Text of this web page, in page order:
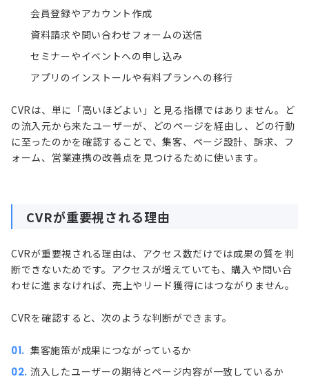
会員登録やアカウント作成
資料請求や問い合わせフォームの送信
セミナーやイベントへの申し込み
アプリのインストールや有料プランへの移行
CVRは、単に「高いほどよい」と見る指標ではありません。ど
の流入元から来たユーザーが、どのページを経由し、どの行動
に至ったのかを確認することで、集客、ページ設計、訴求、フ
ォーム、営業連携の改善点を見つけるために使います。
CVRが重要視される理由
CVRが重要視される理由は、アクセス数だけでは成果の質を判
断できないためです。アクセスが増えていても、購入や問い合
わせに進まなければ、売上やリード獲得にはつながりません。
CVRを確認すると、次のような判断ができます。
集客施策が成果につながっているか
流入したユーザーの期待とページ内容が一致しているか